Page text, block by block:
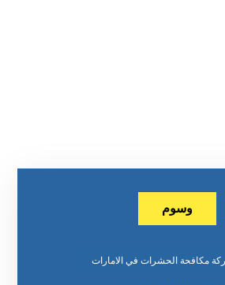
وسوم
مكافحة الحشرات في الامارات